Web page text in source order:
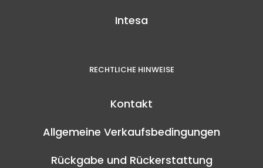
Intesa
RECHTLICHE HINWEISE
Kontakt
Allgemeine Verkaufsbedingungen
Rückgabe und Rückerstattung